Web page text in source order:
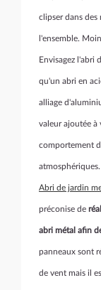
clipser dans des
l'ensemble.
Envisagez l'abri
qu'un abri en
alliage
valeur ajoutée à
comportement
atmosphériques.
Abri de jardin
préconise de
abri métal afin
panneaux sont
de vent mais il